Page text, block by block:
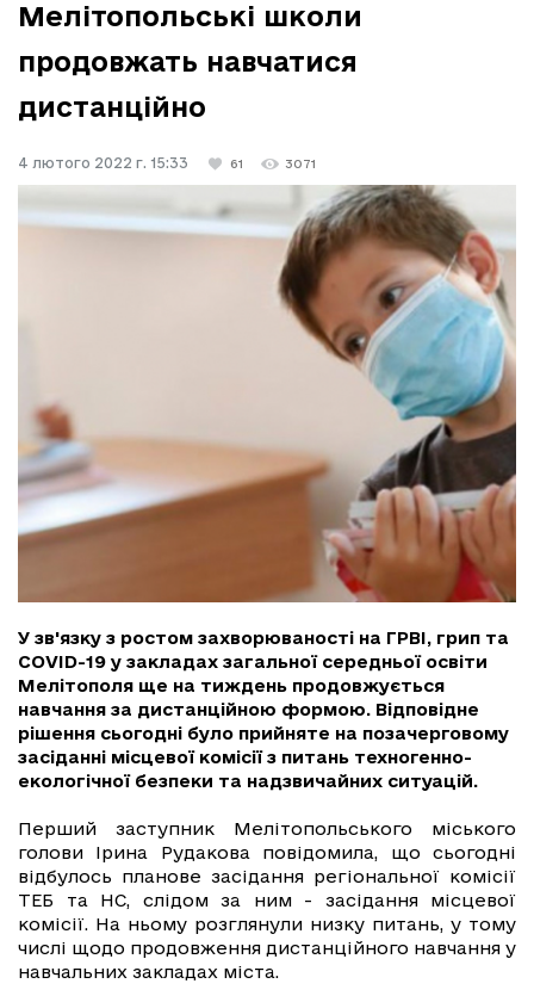
Мелітопольські школи
продовжать навчатися
дистанційно
4 лютого 2022 г. 15:33 61 3071
У зв'язку з ростом захворюваності на ГРВІ, грип та
COVID-19 у закладах загальної середньої освіти
Мелітополя ще на тиждень продовжується
навчання за дистанційною формою. Відповідне
рішення сьогодні було прийняте на позачерговому
засіданні місцевої комісії з питань техногенно-
екологічної безпеки та надзвичайних ситуацій.
Перший заступник Мелітопольського міського
голови Ірина Рудакова повідомила, що сьогодні
відбулось планове засідання регіональної комісії
ТЕБ та НС, слідом за ним - засідання місцевої
комісії. На ньому розглянули низку питань, у тому
числі щодо продовження дистанційного навчання у
навчальних закладах міста.